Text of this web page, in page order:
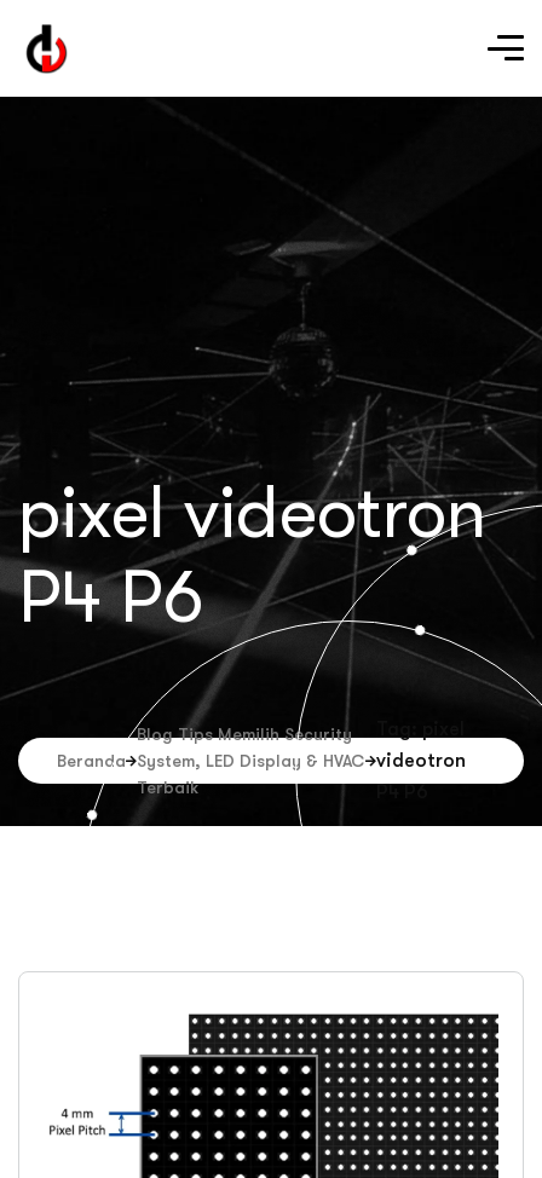
pixel videotron
P4 P6
Beranda
Blog Tips Memilih Security
System, LED Display & HVAC
Terbaik
videotron